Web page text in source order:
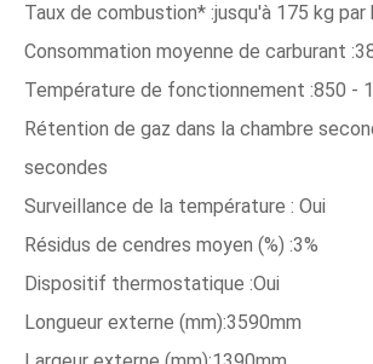
Taux de combustion* :jusqu'à 175 kg par
Consommation moyenne de carburant
Température de fonctionnement :850 -
Rétention de gaz dans la chambre
secondes
Surveillance de la température : Oui
Résidus de cendres moyen (%) :3%
Dispositif thermostatique :Oui
Longueur externe (mm):3590mm